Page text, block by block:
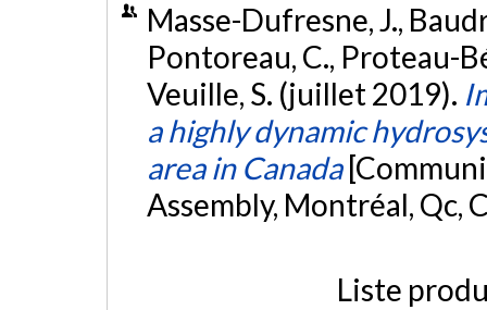
Masse-Dufresne, J.,
Pontoreau, C., Proteau-
Veuille, S. (juillet 2019).
a highly dynamic
area in Canada
Assembly, Montréal, Qc,
Liste